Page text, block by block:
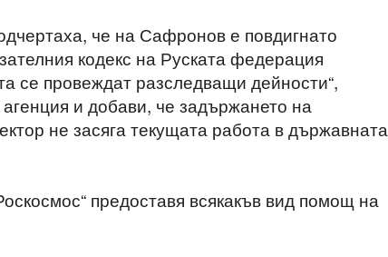
че на Сафронов е повдигнато
кодекс на Руската федерация
се провеждат разследващи дейности“,
и добави, че задържането на
не засяга текущата работа в държавната
предоставя всякакъв вид помощ на